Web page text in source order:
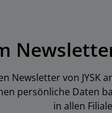
Newsletter von JYSK
persönliche Daten
in allen